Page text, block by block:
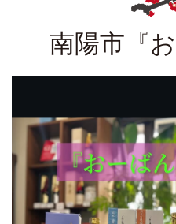
南陽市『